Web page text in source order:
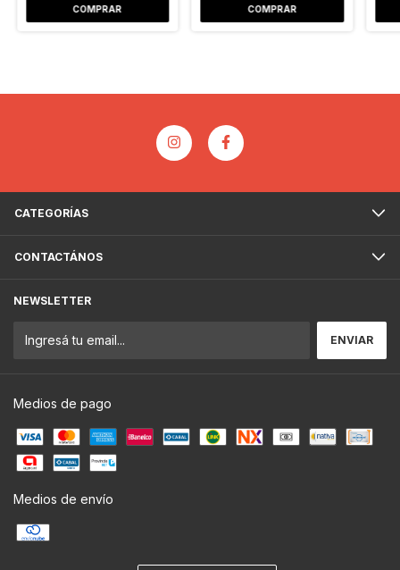
CATEGORÍAS
CONTACTÁNOS
NEWSLETTER
Medios de pago
Medios de envío